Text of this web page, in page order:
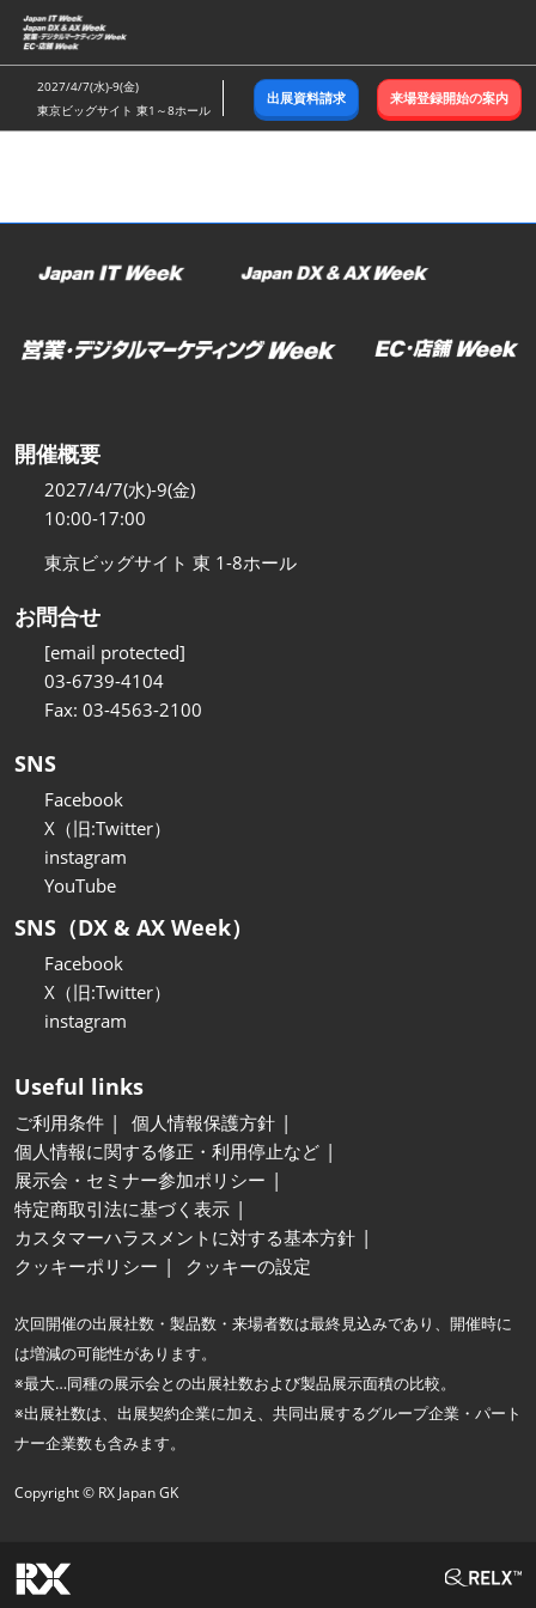
ス
キ
ッ
し
む
2027/4/7(水)-9(金)
東京ビッグサイト 東1～8ホール
出展資料請求 来場登録開始の案内
開催概要
2027/4/7(水)-9(金)
10:00-17:00
東京ビッグサイト 東 1-8ホール
お問合せ
[email protected]
03-6739-4104
Fax: 03-4563-2100
SNS
Facebook
X（旧:Twitter）
instagram
YouTube
SNS（DX & AX Week）
Facebook
X（旧:Twitter）
instagram
Useful links
ご利用条件
個人情報保護方針
個人情報に関する修正・利用停止など
展示会・セミナー参加ポリシー
特定商取引法に基づく表示
カスタマーハラスメントに対する基本方針
クッキーポリシー
クッキーの設定
次回開催の出展社数・製品数・来場者数は最終見込みであり、開催時に
は増減の可能性があります。
※最大…同種の展示会との出展社数および製品展示面積の比較。
※出展社数は、出展契約企業に加え、共同出展するグループ企業・パート
ナー企業数も含みます。
Copyright © RX Japan GK